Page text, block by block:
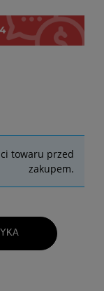
towaru przed
zakupem.